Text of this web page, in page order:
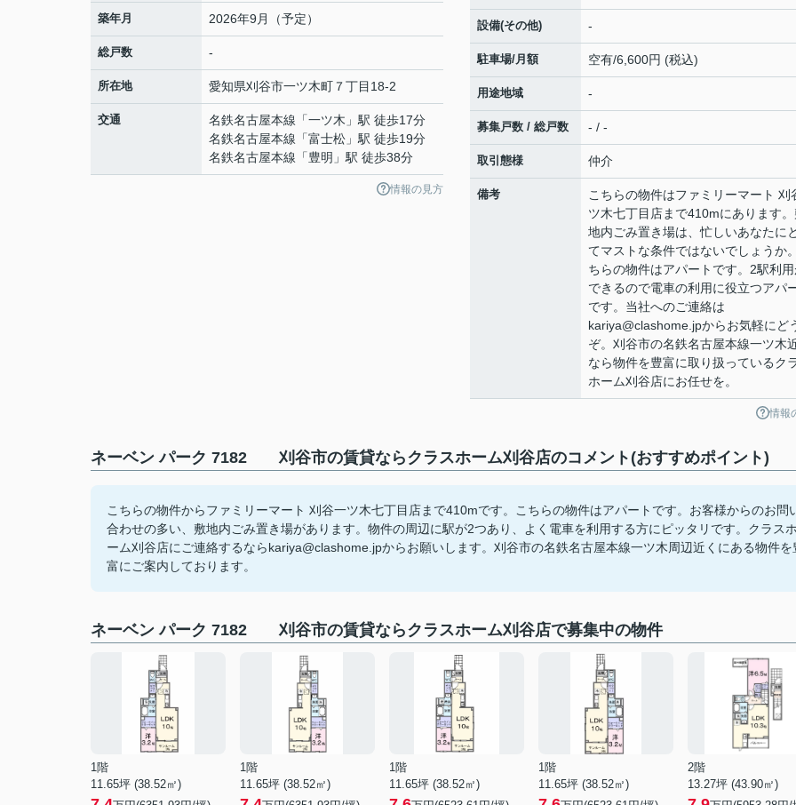
築年月 2026年9月（予定）
総戸数 -
所在地 愛知県刈谷市一ツ木町 ７丁目18-2
交通 名鉄名古屋本線 「一ツ木 」駅 徒歩17分
名鉄名古屋本線 「富士松 」駅 徒歩19分
名鉄名古屋本線 「豊明 」駅 徒歩38分
情報の見方
設備(その他) -
駐車場/月額 空有/6,600円 (税込)
用途地域 -
募集戸数 / 総戸数 - / -
取引態様 仲介
備考
こちらの物件はファミリーマート 刈
ツ木七丁目店まで410mにあります
地内ごみ置き場は、忙しいあなたに
てマストな条件ではないでしょうか
ちらの物件はアパートです。2駅利
できるので電車の利用に役立つアパ
です。当社へのご連絡は
kariya@clashome.jpからお気軽にど
ぞ。刈谷市の名鉄名古屋本線一ツ木
なら物件を豊富に取り扱っているク
ホーム刈谷店にお任せを。
情報
ネーベン パーク 7182 刈谷市の賃貸ならクラスホーム刈谷店のコメント(おすすめポイント)
こちらの物件からファミリーマート 刈谷一ツ木七丁目店まで410mです。こちらの物件はアパートです。お客様からのお問
合わせの多い、敷地内ごみ置き場があります。物件の周辺に駅が2つあり、よく電車を利用する方にピッタリです。クラス
ーム刈谷店にご連絡するならkariya@clashome.jpからお願いします。刈谷市の名鉄名古屋本線一ツ木周辺近くにある物件を
富にご案内しております。
ネーベン パーク 7182 刈谷市の賃貸ならクラスホーム刈谷店で募集中の物件
1階
11.65坪 (38.52㎡)
1階
11.65坪 (38.52㎡)
1階
11.65坪 (38.52㎡)
1階
11.65坪 (38.52㎡)
2階
13.27坪 (43.90㎡)